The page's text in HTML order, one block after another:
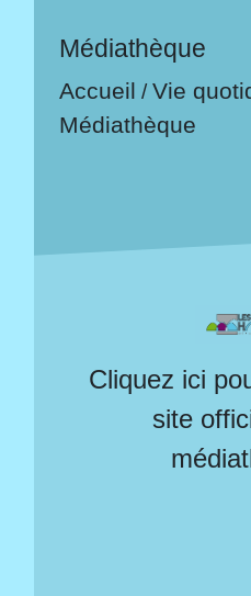
Médiathèque
Accueil /Vie
Médiathèque
Cliquez ici
site